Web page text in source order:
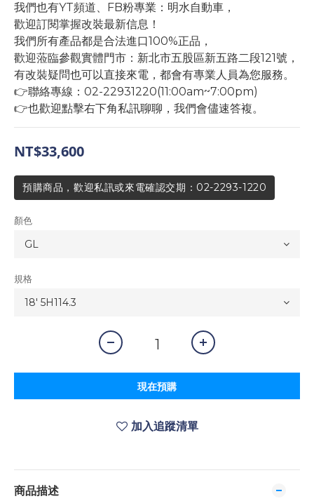
我們也有YT頻道、FB粉專業：明水自動車，
歡迎訂閱掌握改裝最新信息！
我們所有產品都是合法進口100%正品，
歡迎蒞臨參觀實體門市：新北市五股區新五路二段121號，
有改裝疑問也可以直接來電，都會有專業人員為您服務。
👉聯絡專線：02-22931220(11:00am~7:00pm)
👉也歡迎點擊右下角私訊聊聊，我們會儘速答複。
NT$33,600
預購商品，歡迎私訊或來電確認交期：02-2293-1220
顏色
規格
現在預購
加入追蹤清單
商品描述